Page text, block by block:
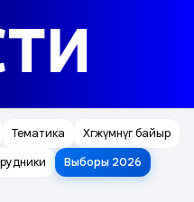
Тематика
Хөгжүмнүг байыр
Выборы 2026